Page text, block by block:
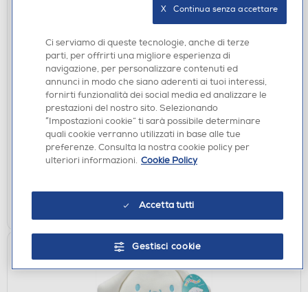
ACCESSORI HOME ENTERTAINMENT
REY TOYS - SQUISHMALLOWS HELLO KITTY MY
MELODY 25 CM LICENZA-Multicolore
€ 19,90
Acquisto online:disponibile
AGGIUNGI
Ci serviamo di queste tecnologie, anche di terze
parti, per offrirti una migliore esperienza di
navigazione, per personalizzare contenuti ed
annunci in modo che siano aderenti ai tuoi interessi,
fornirti funzionalità dei social media ed analizzare le
prestazioni del nostro sito. Selezionando
“Impostazioni cookie” ti sarà possibile determinare
quali cookie verranno utilizzati in base alle tue
preferenze. Consulta la nostra cookie policy per
ulteriori informazioni. Cookie Policy
Accetta tutti
Gestisci cookie
X   Continua senza accettare